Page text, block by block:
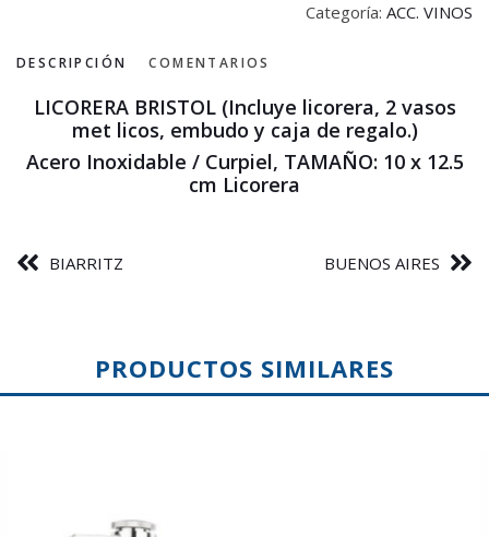
Categoría: ACC. VINOS
DESCRIPCIÓN COMENTARIOS
LICORERA BRISTOL (Incluye licorera, 2 vasos
met licos, embudo y caja de regalo.)
Acero Inoxidable / Curpiel, TAMAÑO: 10 x 12.5
cm Licorera
BIARRITZ BUENOS AIRES
PRODUCTOS SIMILARES